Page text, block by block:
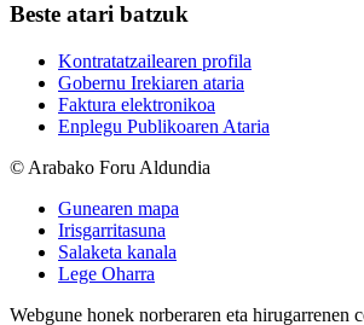
Beste atari batzuk
Kontratatzailearen profila
Gobernu Irekiaren ataria
Faktura elektronikoa
Enplegu Publikoaren Ataria
© Arabako Foru Aldundia
Gunearen mapa
Irisgarritasuna
Salaketa kanala
Lege Oharra
Webgune honek norberaren eta hirugarrenen